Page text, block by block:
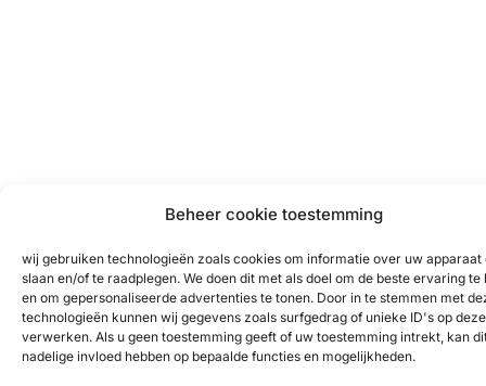
Beheer cookie toestemming
wij gebruiken technologieën zoals cookies om informatie over uw apparaat
slaan en/of te raadplegen. We doen dit met als doel om de beste ervaring te
en om gepersonaliseerde advertenties te tonen. Door in te stemmen met
technologieën kunnen wij gegevens zoals surfgedrag of unieke ID's op
verwerken. Als u geen toestemming geeft of uw toestemming intrekt, kan
nadelige invloed hebben op bepaalde functies en mogelijkheden.